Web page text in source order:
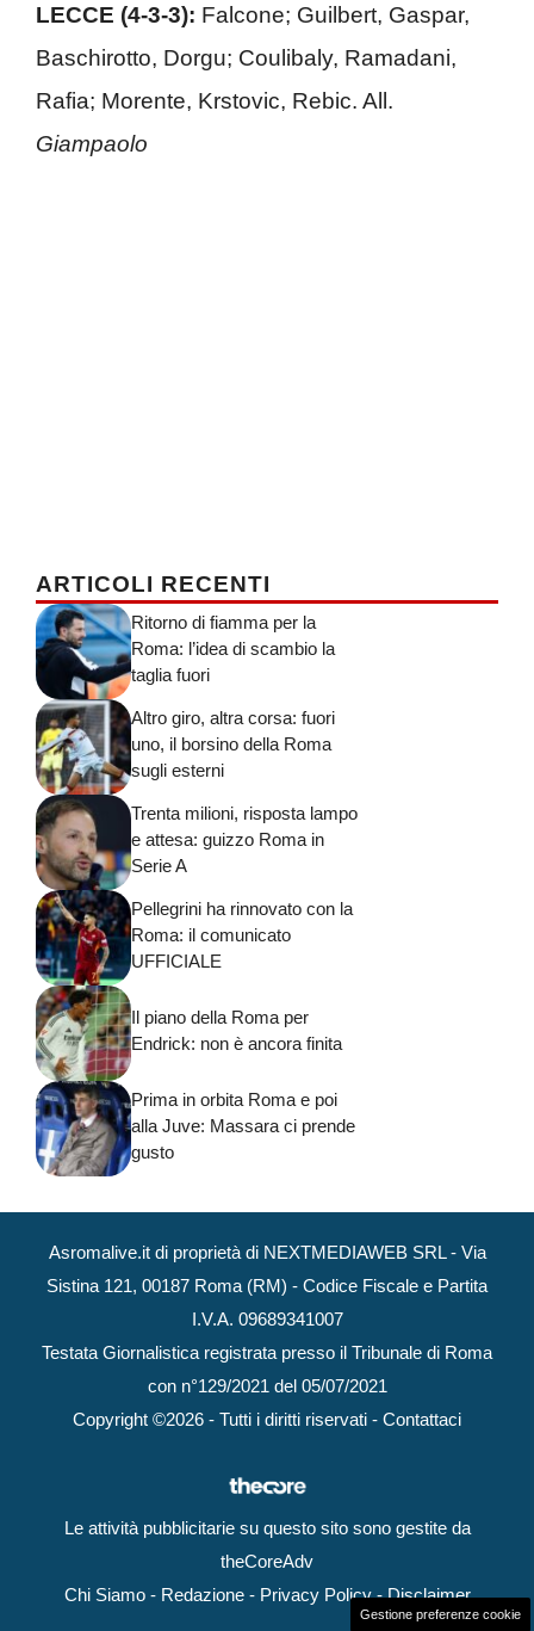
LECCE (4-3-3): Falcone; Guilbert, Gaspar,
Baschirotto, Dorgu; Coulibaly, Ramadani,
Rafia; Morente, Krstovic, Rebic. All.
Giampaolo
ARTICOLI RECENTI
Ritorno di fiamma per la
Roma: l’idea di scambio la
taglia fuori
Altro giro, altra corsa: fuori
uno, il borsino della Roma
sugli esterni
Trenta milioni, risposta lampo
e attesa: guizzo Roma in
Serie A
Pellegrini ha rinnovato con la
Roma: il comunicato
UFFICIALE
Il piano della Roma per
Endrick: non è ancora finita
Prima in orbita Roma e poi
alla Juve: Massara ci prende
gusto
Asromalive.it di proprietà di NEXTMEDIAWEB SRL - Via
Sistina 121, 00187 Roma (RM) - Codice Fiscale e Partita
I.V.A. 09689341007
Testata Giornalistica registrata presso il Tribunale di Roma
con n°129/2021 del 05/07/2021
Copyright ©2026 - Tutti i diritti riservati - Contattaci
Le attività pubblicitarie su questo sito sono gestite da
theCoreAdv
Chi Siamo- Redazione- Privacy Policy-Disclaimer
Gestione preferenze cookie